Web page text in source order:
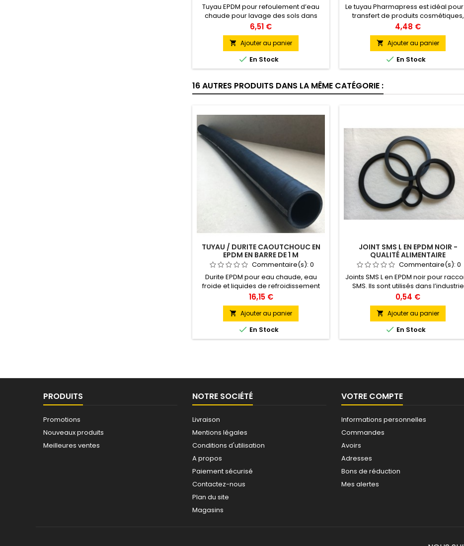
Tuyau EPDM pour refoulement d’eau
chaude pour lavage des sols dans
l’industrie alimentaire, moulins,
abattoirs… Vente au mètre. Longueur
maximum de 20 mètres (ou 40 mètres
sur demande)
Prix
6,51 €
 Ajouter au panier
 En Stock
Le tuyau Pharmapress est idéal
transfert de produits cosmétiques,
pharmaceutiques et alimentaires
jus de fruits, vinaigre, spiritueux (96%
d’alcool maximum). Il convient
également pour les crèmes
cosmétiques, savons, colorants et les
produits contenant des huiles et
10/2011. Vente au mètre. Longueur...
Prix
4,48 €
 Ajouter au panier
 En Stock
16 AUTRES PRODUITS DANS LA MÊME CATÉGORIE :
TUYAU / DURITE CAOUTCHOUC EN
EPDM EN BARRE DE 1 M
Commentaire(s): 0
Durite EPDM pour eau chaude, eau
froide et liquides de refroidissement
des moteurs. Longueur de 1 mètre
Prix
16,15 €
 Ajouter au panier
 En Stock
JOINT SMS L EN EPDM NOIR -
QUALITÉ ALIMENTAIRE
Commentaire(s): 0
Joints SMS L en EPDM noir pour
SMS. Ils sont utilisés dans l’industrie
agroalimentaire, les vinicole et les
brasseries. Vente à l'unité
Prix
0,54 €
 Ajouter au panier
 En Stock
PRODUITS
Promotions
Nouveaux produits
Meilleures ventes
NOTRE SOCIÉTÉ
Livraison
Mentions légales
Conditions d'utilisation
A propos
Paiement sécurisé
Contactez-nous
Plan du site
Magasins
VOTRE COMPTE
Informations personnelles
Commandes
Avoirs
Adresses
Bons de réduction
Mes alertes